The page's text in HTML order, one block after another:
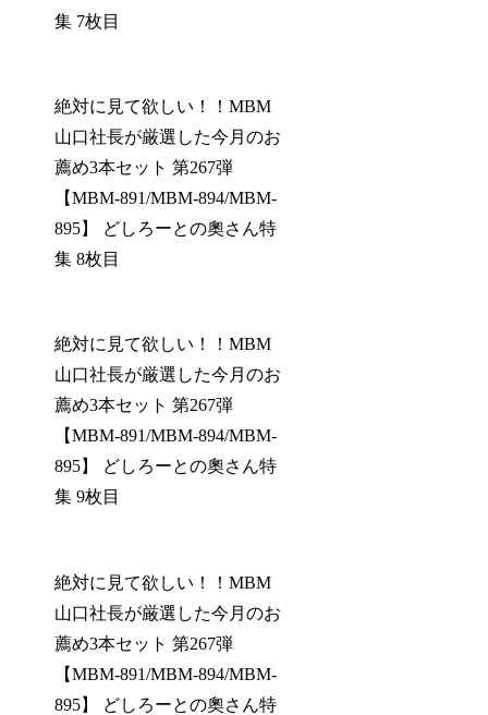
集 7枚目
絶対に見て欲しい！！MBM
山口社長が厳選した今月のお
薦め3本セット 第267弾
【MBM-891/MBM-894/MBM-
895】 どしろーとの奧さん特
集 8枚目
絶対に見て欲しい！！MBM
山口社長が厳選した今月のお
薦め3本セット 第267弾
【MBM-891/MBM-894/MBM-
895】 どしろーとの奧さん特
集 9枚目
絶対に見て欲しい！！MBM
山口社長が厳選した今月のお
薦め3本セット 第267弾
【MBM-891/MBM-894/MBM-
895】 どしろーとの奧さん特